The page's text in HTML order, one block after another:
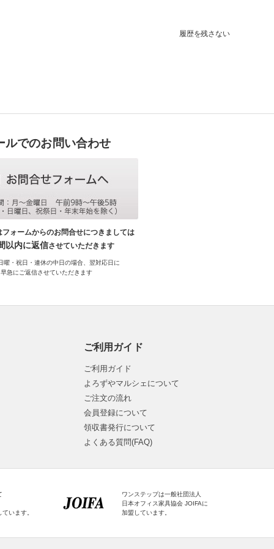
履歴を残さない
ルでのお問い合わせ
フォームからのお問合せにつきましては
以内に返信させていただきます
曜・祝日・連休の中日の場合、翌対応日に
早急にご返信させていただきます
ご利用ガイド
ご利用ガイド
よろずやマルシェについて
ご注文の流れ
会員登録について
領収書発行について
よくある質問(FAQ)
います。
ワンステップは一般社団法人
日本オフィス家具協会 JOIFAに
加盟しています。